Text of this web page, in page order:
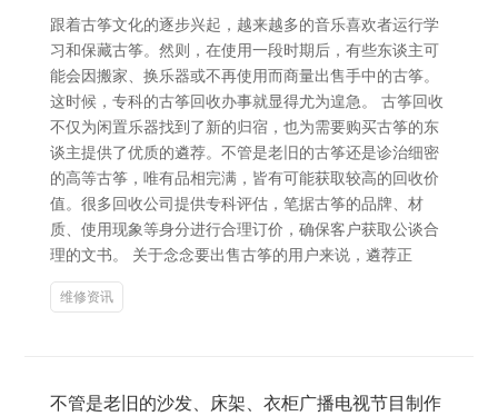
跟着古筝文化的逐步兴起，越来越多的音乐喜欢者运行学
习和保藏古筝。然则，在使用一段时期后，有些东谈主可
能会因搬家、换乐器或不再使用而商量出售手中的古筝。
这时候，专科的古筝回收办事就显得尤为遑急。 古筝回收
不仅为闲置乐器找到了新的归宿，也为需要购买古筝的东
谈主提供了优质的遴荐。不管是老旧的古筝还是诊治细密
的高等古筝，唯有品相完满，皆有可能获取较高的回收价
值。很多回收公司提供专科评估，笔据古筝的品牌、材
质、使用现象等身分进行合理订价，确保客户获取公谈合
理的文书。 关于念念要出售古筝的用户来说，遴荐正
维修资讯
不管是老旧的沙发、床架、衣柜广播电视节目制作